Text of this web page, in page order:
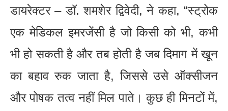
डायरेक्टर – डॉ. शमशेर द्विवेदी, ने कहा, “स्ट्रोक
एक मेडिकल इमरजेंसी है जो किसी को भी, कभी
भी हो सकती है और तब होती है जब दिमाग में खून
का बहाव रुक जाता है, जिससे उसे ऑक्सीजन
और पोषक तत्व नहीं मिल पाते। कुछ ही मिनटों में,